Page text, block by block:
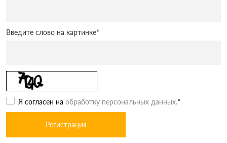
Введите слово на картинке*
Я согласен на обработку персональных данных.*